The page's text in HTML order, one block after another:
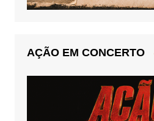
AÇÃO EM CONCERTO